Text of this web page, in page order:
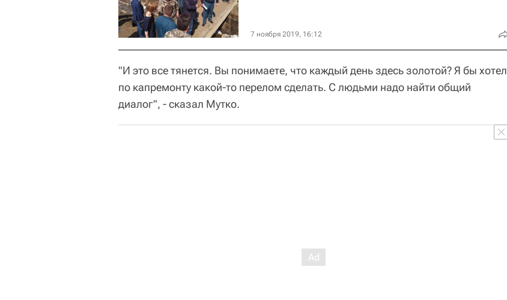
7 ноября 2019, 16:12
"И это все тянется. Вы понимаете, что каждый день здесь золотой? Я бы хотел
по капремонту какой-то перелом сделать. С людьми надо найти общий
диалог", - сказал Мутко.